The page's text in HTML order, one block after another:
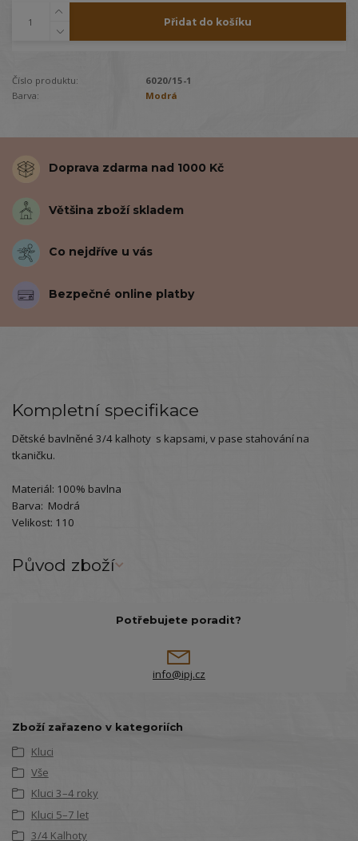
Přidat do košíku
Číslo produktu:
6020/15-1
Barva:
Modrá
Doprava zdarma nad 1000 Kč
Většina zboží skladem
Co nejdříve u vás
Bezpečné online platby
Kompletní specifikace
Dětské bavlněné 3/4 kalhoty s kapsami, v pase stahování na
tkaničku.
Materiál: 100% bavlna
Barva: Modrá
Velikost: 110
Původ zboží
Potřebujete poradit?
info@ipj.cz
Zboží zařazeno v kategoriích
Kluci
Vše
Kluci 3–4 roky
Kluci 5–7 let
3/4 Kalhoty